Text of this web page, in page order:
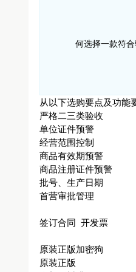
何选择一款符
从以下选购要点及功能
严格二三类验收
单位证件预警
经营范围控制
商品有效期预警
商品注册证件预警
批号、生产日期
首营审批管理
签订合同 开发票
原装正版加密狗
原装正版